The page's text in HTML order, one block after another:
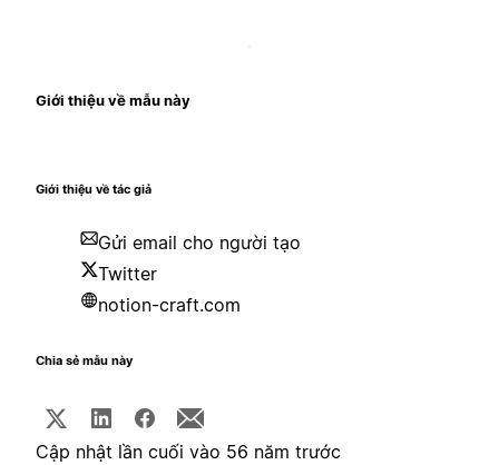
Giới thiệu về mẫu này
Giới thiệu về tác giả
Gửi email cho người tạo
Twitter
notion-craft.com
Chia sẻ mẫu này
Cập nhật lần cuối vào 56 năm trước